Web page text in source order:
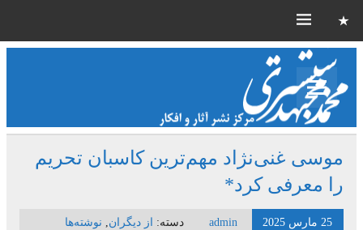
موسی غنی‌نژاد مهم‌ترین کاسبان تحریم
را معرفی کرد*
25 مارس 2025 admin دسته: از دیگران, نوشته‌ها